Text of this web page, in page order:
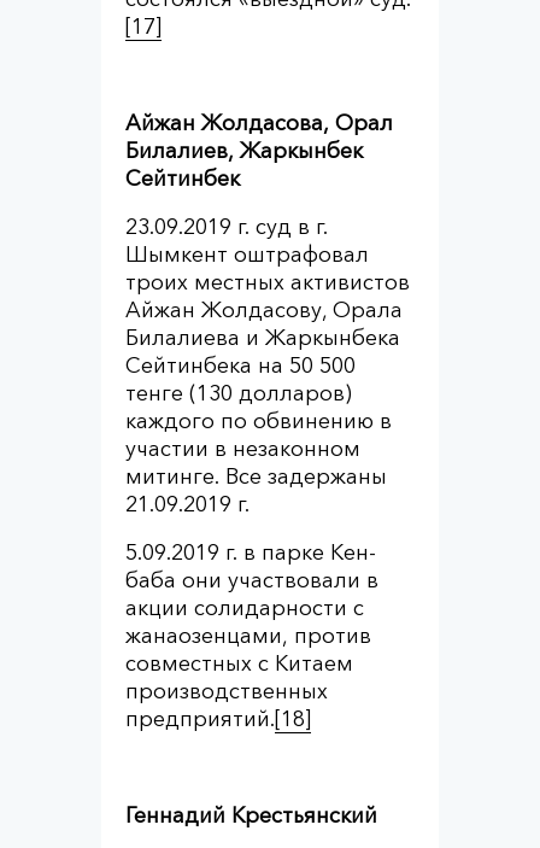
[17]
Айжан Жолдасова, Орал
Билалиев, Жаркынбек
Сейтинбек
23.09.2019 г. суд в г.
Шымкент оштрафовал
троих местных активистов
Айжан Жолдасову, Орала
Билалиева и Жаркынбека
Сейтинбека на 50 500
тенге (130 долларов)
каждого по обвинению в
участии в незаконном
митинге. Все задержаны
21.09.2019 г.
5.09.2019 г. в парке Кен-
баба они участвовали в
акции солидарности с
жанаозенцами, против
совместных с Китаем
производственных
предприятий.[18]
Геннадий Крестьянский